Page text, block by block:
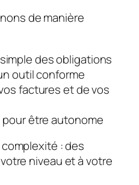
de manière
des obligations
outil conforme
factures et de vos
pour être autonome
: des
niveau et à votre